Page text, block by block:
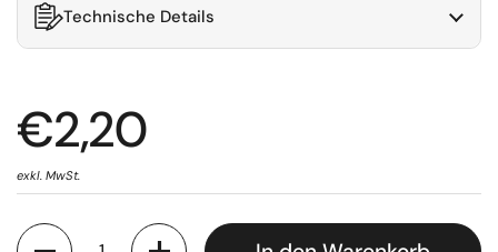
Technische Details
€2,20
exkl. MwSt.
Anzahl